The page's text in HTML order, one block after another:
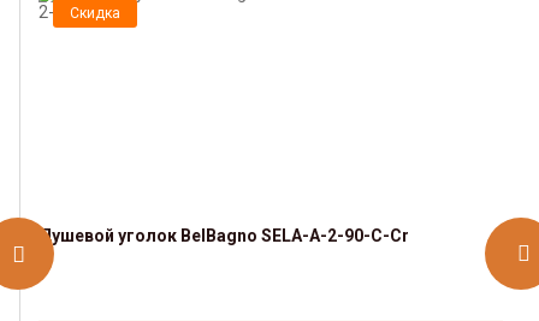
Скидка
Душевой уголок BelBagno SELA-A-2-90-C-Cr